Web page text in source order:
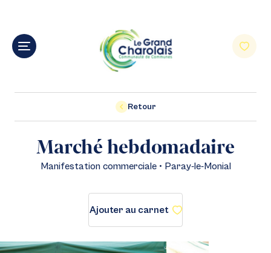
Retour
Marché hebdomadaire
Manifestation commerciale • Paray-le-Monial
Ajouter au carnet